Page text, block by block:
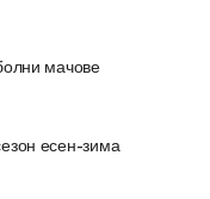
мачове
есен-зима